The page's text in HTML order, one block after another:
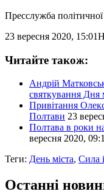
Пресслужба політичної
23 вересня 2020, 15:01
Читайте також:
Андрій
святкування Дня
Привітання
Полтави 23
Полтава в роки
вересня 2020,
Теги: День міста, Сила
Останні